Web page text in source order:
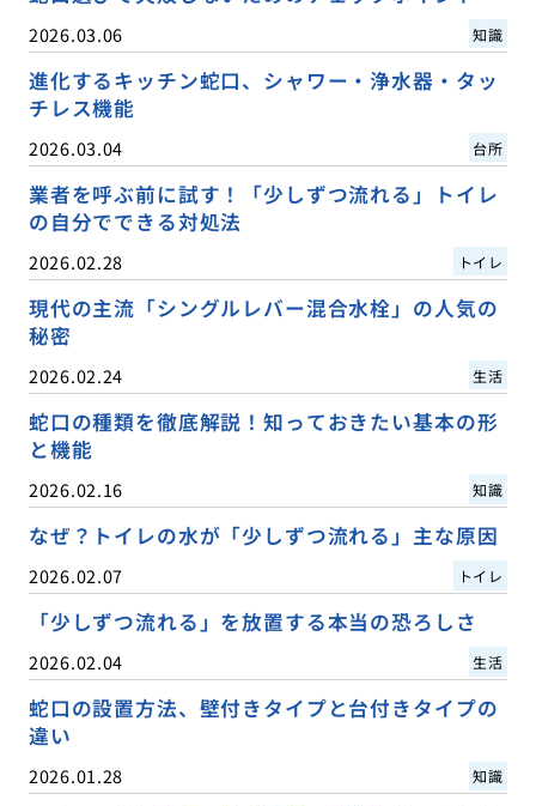
2026.03.06 知識
進化するキッチン蛇口、シャワー・浄水器・タッ
チレス機能
2026.03.04 台所
業者を呼ぶ前に試す！「少しずつ流れる」トイレ
の自分でできる対処法
2026.02.28 トイレ
現代の主流「シングルレバー混合水栓」の人気の
秘密
2026.02.24 生活
蛇口の種類を徹底解説！知っておきたい基本の形
と機能
2026.02.16 知識
なぜ？トイレの水が「少しずつ流れる」主な原因
2026.02.07 トイレ
「少しずつ流れる」を放置する本当の恐ろしさ
2026.02.04 生活
蛇口の設置方法、壁付きタイプと台付きタイプの
違い
2026.01.28 知識